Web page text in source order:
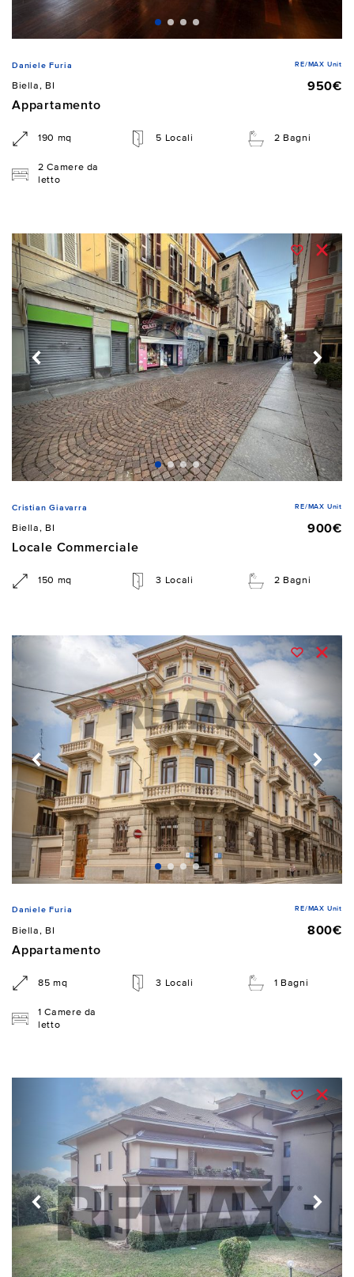
Daniele Furia RE/MAX Unit
Biella, BI
950€
Appartamento
190 mq 5 Locali 2 Bagni
2 Camere da
letto
Cristian Giavarra RE/MAX Unit
Biella, BI
900€
Locale Commerciale
150 mq 3 Locali 2 Bagni
Daniele Furia RE/MAX Unit
Biella, BI
800€
Appartamento
85 mq 3 Locali 1 Bagni
1 Camere da
letto